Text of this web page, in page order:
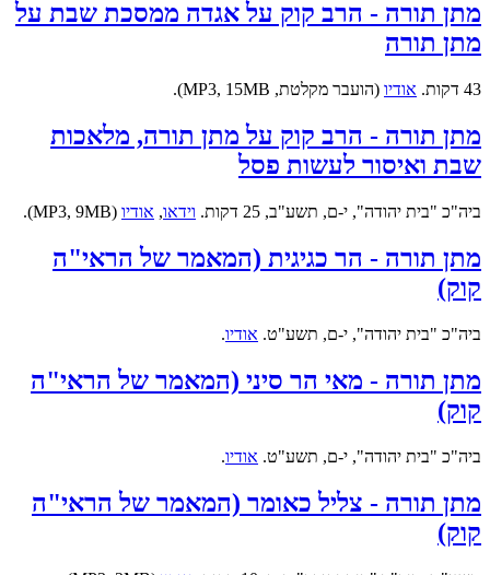
מתן תורה - הרב קוק על אגדה ממסכת שבת על
מתן תורה
43 דקות. אודיו (הועבר מקלטת, MP3, 15MB).
מתן תורה - הרב קוק על מתן תורה, מלאכות
שבת ואיסור לעשות פסל
ביה"כ "בית יהודה", י-ם, תשע"ב, 25 דקות. וידאו, אודיו (MP3, 9MB).
מתן תורה - הר כגיגית (המאמר של הראי"ה
קוק)
ביה"כ "בית יהודה", י-ם, תשע"ט. אודיו.
מתן תורה - מאי הר סיני (המאמר של הראי"ה
קוק)
ביה"כ "בית יהודה", י-ם, תשע"ט. אודיו.
מתן תורה - צליל כאומר (המאמר של הראי"ה
קוק)